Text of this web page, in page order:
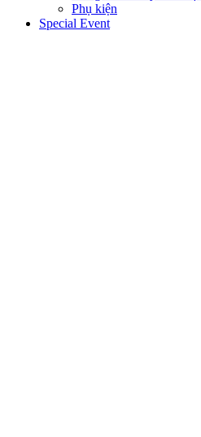
Phụ kiện
Special Event